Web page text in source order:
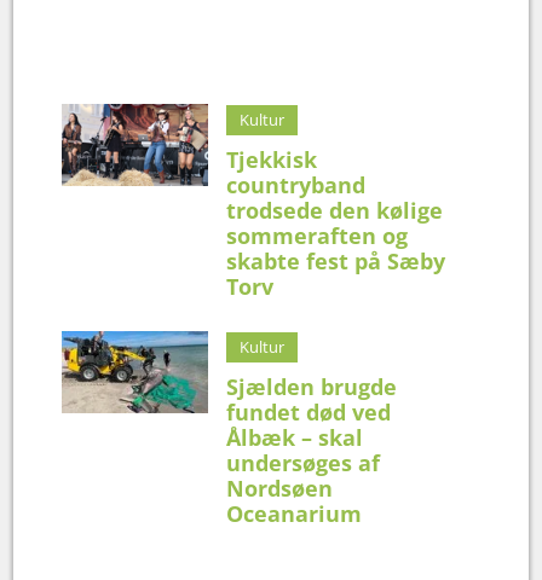
Kultur
Tjekkisk
countryband
trodsede den kølige
sommeraften og
skabte fest på Sæby
Torv
Kultur
Sjælden brugde
fundet død ved
Ålbæk – skal
undersøges af
Nordsøen
Oceanarium